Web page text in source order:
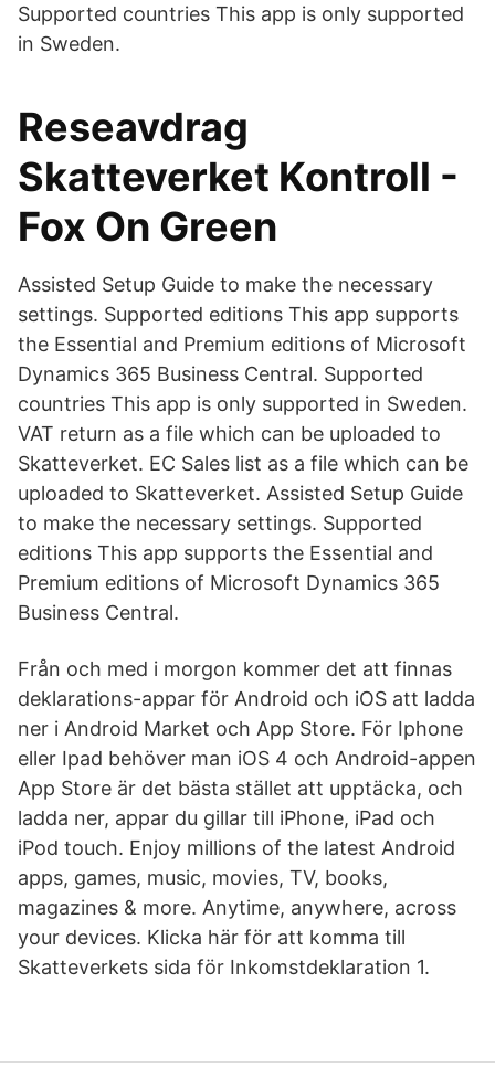
Supported countries This app is only supported
in Sweden.
Reseavdrag
Skatteverket Kontroll -
Fox On Green
Assisted Setup Guide to make the necessary
settings. Supported editions This app supports
the Essential and Premium editions of Microsoft
Dynamics 365 Business Central. Supported
countries This app is only supported in Sweden.
VAT return as a file which can be uploaded to
Skatteverket. EC Sales list as a file which can be
uploaded to Skatteverket. Assisted Setup Guide
to make the necessary settings. Supported
editions This app supports the Essential and
Premium editions of Microsoft Dynamics 365
Business Central.
Från och med i morgon kommer det att finnas
deklarations-appar för Android och iOS att ladda
ner i Android Market och App Store. För Iphone
eller Ipad behöver man iOS 4 och Android-appen
App Store är det bästa stället att upptäcka, och
ladda ner, appar du gillar till iPhone, iPad och
iPod touch. Enjoy millions of the latest Android
apps, games, music, movies, TV, books,
magazines & more. Anytime, anywhere, across
your devices. Klicka här för att komma till
Skatteverkets sida för Inkomstdeklaration 1.